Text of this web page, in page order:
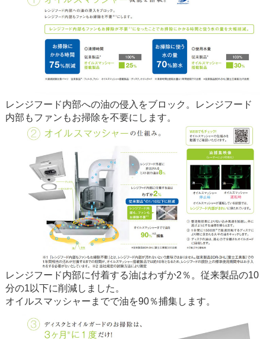
レンジフード内部への油の侵入をブロック。レンジフード
内部もファンもお掃除を不要にします。
レンジフード内部に付着する油はわずか2％。従来製品の10
分の1以下に削減しました。
オイルスマッシャーまでで油を90％捕集します。